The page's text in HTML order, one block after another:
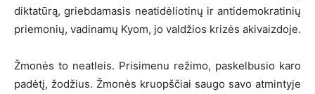
diktatūrą, griebdamasis neatidėliotinų ir antidemokratinių
priemonių, vadinamų Kyom, jo ​​valdžios krizės akivaizdoje.
Žmonės to neatleis. Prisimenu režimo, paskelbusio karo
padėtį, žodžius. Žmonės kruopščiai saugo savo atmintyje